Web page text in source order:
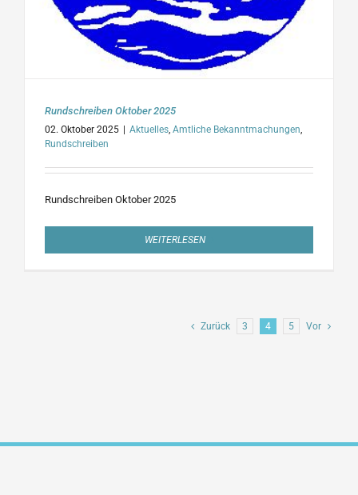
Rundschreiben Oktober 2025
02. Oktober 2025 Aktuelles, Amtliche Bekanntmachungen,
Rundschreiben
Rundschreiben Oktober 2025
WEITERLESEN
Zurück 3 4 5 Vor